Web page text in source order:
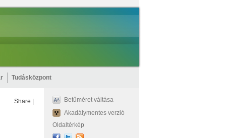
Tudásközpont
Share
Betűméret váltása
Akadálymentes verzió
Oldaltérkép